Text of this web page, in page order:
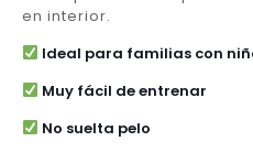
en interior.
Ideal para familias con
Muy fácil de entrenar
No suelta pelo